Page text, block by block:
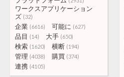
ワークスアプリケーション
ズ (32)
企業 (6616) 可能に (627)
品目 (14) 大手 (650)
検索 (1620) 横断 (194)
管理 (4038) 購買 (374)
連携 (4105)